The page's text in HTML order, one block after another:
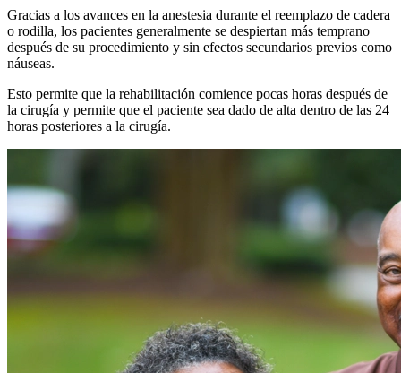
Gracias a los avances en la anestesia durante el reemplazo de cadera
o rodilla, los pacientes generalmente se despiertan más temprano
después de su procedimiento y sin efectos secundarios previos como
náuseas.
Esto permite que la rehabilitación comience pocas horas después de
la cirugía y permite que el paciente sea dado de alta dentro de las 24
horas posteriores a la cirugía.